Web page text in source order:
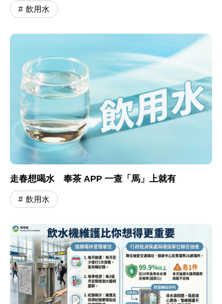
飲用水
走春想喝水 奉茶 APP 一查「馬」上就有
飲用水